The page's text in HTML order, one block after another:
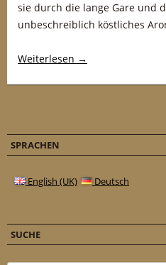
sie durch die lange Gare und
unbeschreiblich köstliches
Weiterlesen →
SPRACHEN
English (UK) Deutsch
SUCHE